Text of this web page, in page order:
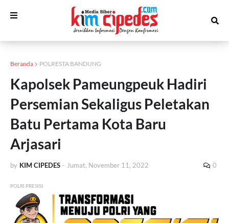
Beranda POLRESTA BANDUNG
Kapolsek Pameungpeuk Hadiri
Persemian Sekaligus Peletakan
Batu Pertama Kota Baru
Arjasari
by KIM CIPEDES - Jumat, November 11, 2022 0
POLRI PRESISI